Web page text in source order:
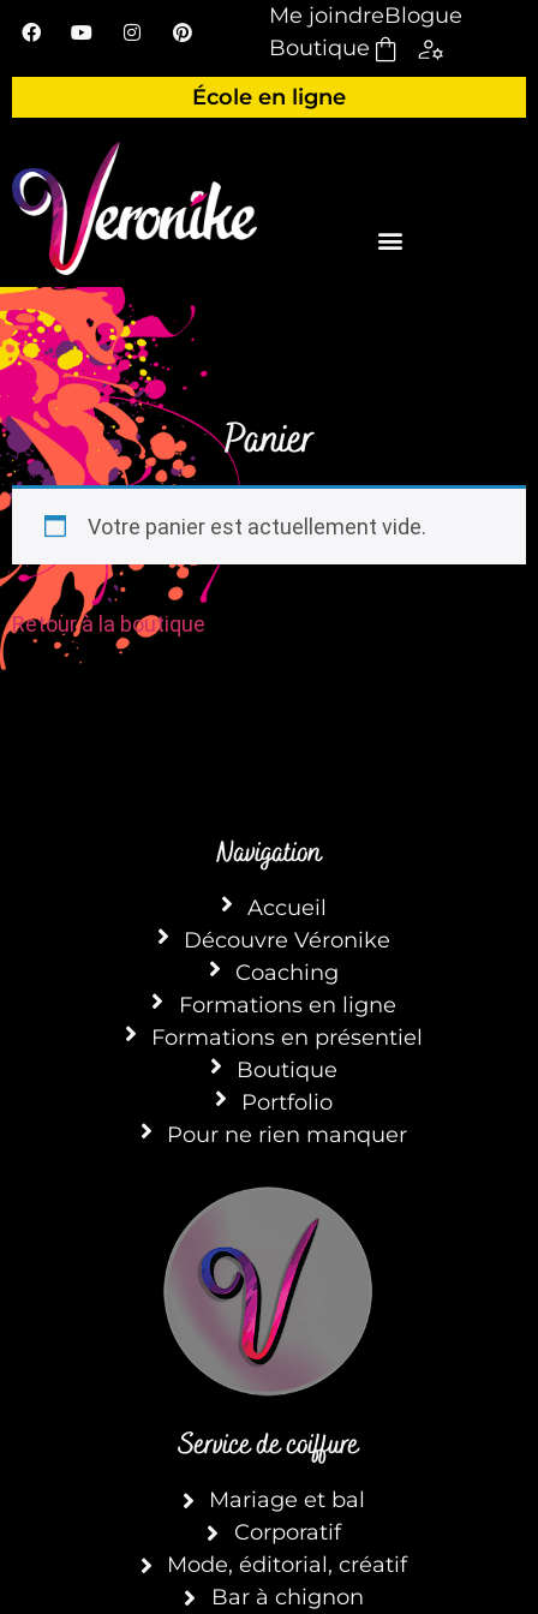
Me joindreBlogue
Boutique
École en ligne
Panier
Votre panier est actuellement vide.
Retour à la boutique
Navigation
Accueil
Découvre Véronike
Coaching
Formations en ligne
Formations en présentiel
Boutique
Portfolio
Pour ne rien manquer
Service de coiffure
Mariage et bal
Corporatif
Mode, éditorial, créatif
Bar à chignon